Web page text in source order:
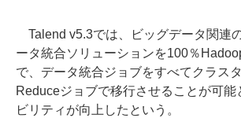
Talend v5.3では、ビッグデータ関連
ータ統合ソリューションを100％
で、データ統合ジョブをすべてクラス
Reduceジョブで移行させることが可能
ビリティが向上したという。